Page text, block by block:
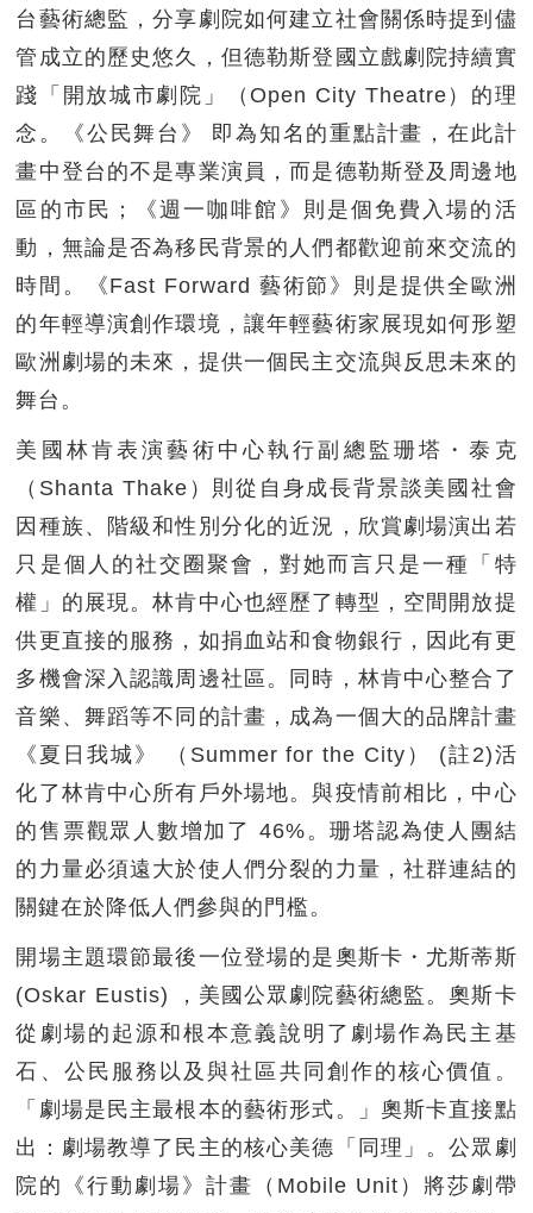
台藝術總監，分享劇院如何建立社會關係時提到儘
管成立的歷史悠久，但德勒斯登國立戲劇院持續實
踐「開放城市劇院」（Open City Theatre）的理
念。《公民舞台》 即為知名的重點計畫，在此計
畫中登台的不是專業演員，而是德勒斯登及周邊地
區的市民；《週一咖啡館》則是個免費入場的活
動，無論是否為移民背景的人們都歡迎前來交流的
時間。《Fast Forward 藝術節》則是提供全歐洲
的年輕導演創作環境，讓年輕藝術家展現如何形塑
歐洲劇場的未來，提供一個民主交流與反思未來的
舞台。
美國林肯表演藝術中心執行副總監珊塔・泰克
（Shanta Thake）則從自身成長背景談美國社會
因種族、階級和性別分化的近況，欣賞劇場演出若
只是個人的社交圈聚會，對她而言只是一種「特
權」的展現。林肯中心也經歷了轉型，空間開放提
供更直接的服務，如捐血站和食物銀行，因此有更
多機會深入認識周邊社區。同時，林肯中心整合了
音樂、舞蹈等不同的計畫，成為一個大的品牌計畫
《夏日我城》 （Summer for the City） (註2)活
化了林肯中心所有戶外場地。與疫情前相比，中心
的售票觀眾人數增加了 46%。珊塔認為使人團結
的力量必須遠大於使人們分裂的力量，社群連結的
關鍵在於降低人們參與的門檻。
開場主題環節最後一位登場的是奧斯卡・尤斯蒂斯
(Oskar Eustis) ，美國公眾劇院藝術總監。奧斯卡
從劇場的起源和根本意義說明了劇場作為民主基
石、公民服務以及與社區共同創作的核心價值。
「劇場是民主最根本的藝術形式。」奧斯卡直接點
出：劇場教導了民主的核心美德「同理」。公眾劇
院的《行動劇場》計畫（Mobile Unit）將莎劇帶